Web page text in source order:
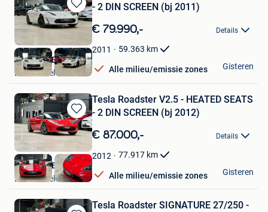
Bewaren
in
Favorieten
- 2 DIN SCREEN (bj 2011)
€ 79.990,- Details
2011 59.363 km
Alle milieu/emissie zones
Nikola CVBA
Londerzeel
Gisteren
Bewaren
in
Mijn
Favorieten
Tesla Roadster V2.5 - HEATED SEATS
- 2 DIN SCREEN (bj 2012)
€ 87.000,- Details
2012 77.917 km
Alle milieu/emissie zones
Nikola CVBA
Londerzeel
Gisteren
Tesla Roadster SIGNATURE 27/250 -